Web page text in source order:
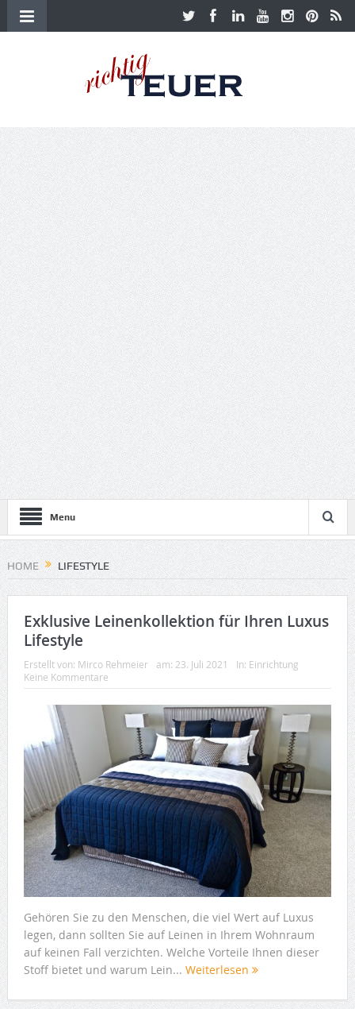
Menu
HOME LIFESTYLE
Exklusive Leinenkollektion für Ihren Luxus
Lifestyle
Erstellt von: Mirco Rehmeier am: 23. Juli 2021 In: Einrichtung
Keine Kommentare
Gehören Sie zu den Menschen, die viel Wert auf Luxus
legen, dann sollten Sie auf Leinen in Ihrem Wohnraum
auf keinen Fall verzichten. Welche Vorteile Ihnen dieser
Stoff bietet und warum Lein... Weiterlesen